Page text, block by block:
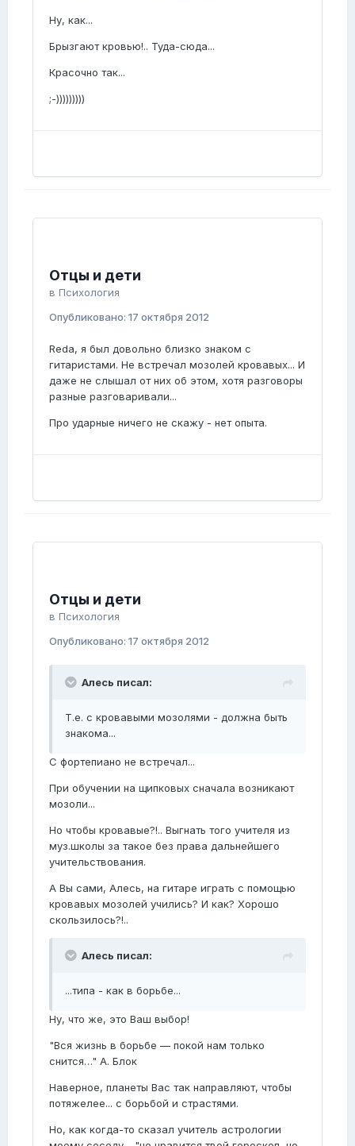
Ну, как...
Брызгают кровью!.. Туда-сюда...
Красочно так...
;-)))))))))
Отцы и дети
в Психология
Опубликовано: 17 октября 2012
Reda, я был довольно близко знаком с
гитаристами. Не встречал мозолей кровавых... И
даже не слышал от них об этом, хотя разговоры
разные разговаривали...
Про ударные ничего не скажу - нет опыта.
Отцы и дети
в Психология
Опубликовано: 17 октября 2012
Алесь писал:
Т.е. с кровавыми мозолями - должна быть
знакома...
С фортепиано не встречал...
При обучении на щипковых сначала возникают
мозоли...
Но чтобы кровавые?!.. Выгнать того учителя из
муз.школы за такое без права дальнейшего
учительствования.
А Вы сами, Алесь, на гитаре играть с помощью
кровавых мозолей учились? И как? Хорошо
скользилось?!..
Алесь писал:
...типа - как в борьбе...
Ну, что же, это Ваш выбор!
"Вся жизнь в борьбе — покой нам только
снится…" А. Блок
Наверное, планеты Вас так направляют, чтобы
потяжелее... с борьбой и страстями.
Но, как когда-то сказал учитель астрологии